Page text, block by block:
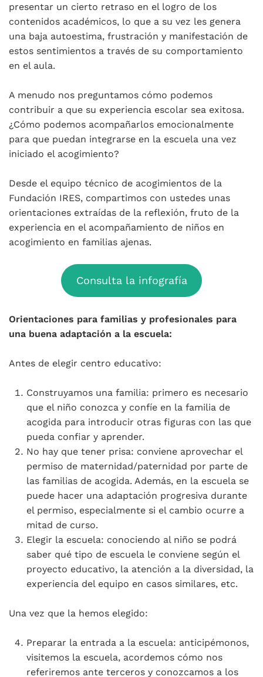
presentar un cierto retraso en el logro de los
contenidos académicos, lo que a su vez les genera
una baja autoestima, frustración y manifestación de
estos sentimientos a través de su comportamiento
en el aula.
A menudo nos preguntamos cómo podemos
contribuir a que su experiencia escolar sea exitosa.
¿Cómo podemos acompañarlos emocionalmente
para que puedan integrarse en la escuela una vez
iniciado el acogimiento?
Desde el equipo técnico de acogimientos de la
Fundación IRES, compartimos con ustedes unas
orientaciones extraídas de la reflexión, fruto de la
experiencia en el acompañamiento de niños en
acogimiento en familias ajenas.
Consulta la infografía
Orientaciones para familias y profesionales para
una buena adaptación a la escuela:
Antes de elegir centro educativo:
Construyamos una familia: primero es necesario
que el niño conozca y confíe en la familia de
acogida para introducir otras figuras con las que
pueda confiar y aprender.
No hay que tener prisa: conviene aprovechar el
permiso de maternidad/paternidad por parte de
las familias de acogida. Además, en la escuela se
puede hacer una adaptación progresiva durante
el permiso, especialmente si el cambio ocurre a
mitad de curso.
Elegir la escuela: conociendo al niño se podrá
saber qué tipo de escuela le conviene según el
proyecto educativo, la atención a la diversidad, la
experiencia del equipo en casos similares, etc.
Una vez que la hemos elegido:
Preparar la entrada a la escuela: anticipémonos,
visitemos la escuela, acordemos cómo nos
referiremos ante terceros y conozcamos a los